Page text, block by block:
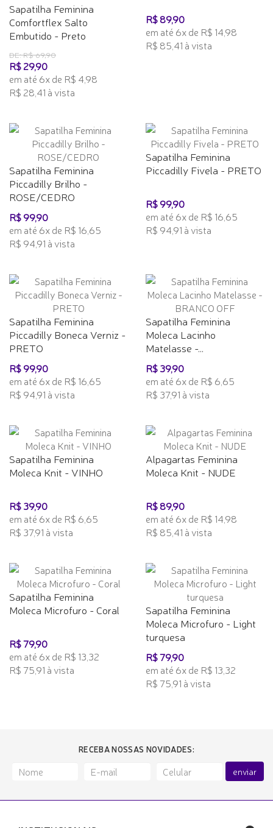
Sapatilha Feminina
Comfortflex Salto
Embutido - Preto
DE: R$ 69,90
R$ 29,90
em até 6x de R$ 4,98
R$ 28,41 à vista
R$ 89,90
em até 6x de R$ 14,98
R$ 85,41 à vista
Sapatilha Feminina
Piccadilly Brilho -
ROSE/CEDRO
R$ 99,90
em até 6x de R$ 16,65
R$ 94,91 à vista
Sapatilha Feminina
Piccadilly Fivela - PRETO
R$ 99,90
em até 6x de R$ 16,65
R$ 94,91 à vista
Sapatilha Feminina
Piccadilly Boneca Verniz -
PRETO
R$ 99,90
em até 6x de R$ 16,65
R$ 94,91 à vista
Sapatilha Feminina
Moleca Lacinho
Matelasse -...
R$ 39,90
em até 6x de R$ 6,65
R$ 37,91 à vista
Sapatilha Feminina
Moleca Knit - VINHO
R$ 39,90
em até 6x de R$ 6,65
R$ 37,91 à vista
Alpagartas Feminina
Moleca Knit - NUDE
R$ 89,90
em até 6x de R$ 14,98
R$ 85,41 à vista
Sapatilha Feminina
Moleca Microfuro - Coral
R$ 79,90
em até 6x de R$ 13,32
R$ 75,91 à vista
Sapatilha Feminina
Moleca Microfuro - Light
turquesa
R$ 79,90
em até 6x de R$ 13,32
R$ 75,91 à vista
RECEBA NOSSAS NOVIDADES:
enviar